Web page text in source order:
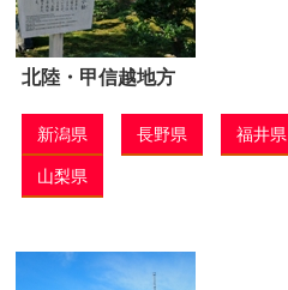
北陸・甲信越地方
新潟県 長野県 福井県
山梨県